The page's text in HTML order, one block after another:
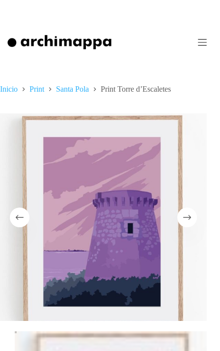
Inicio Print Santa Pola Print Torre d’Escaletes